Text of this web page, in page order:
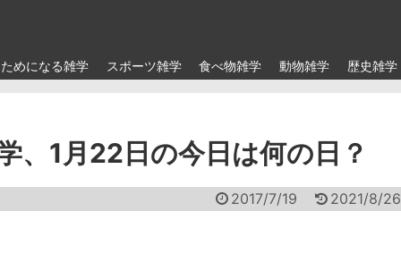
ためになる雑学 スポーツ雑学 食べ物雑学 動物雑学 歴史雑学
、1月22日の今日は何の日？
2017/7/19 2021/8/26